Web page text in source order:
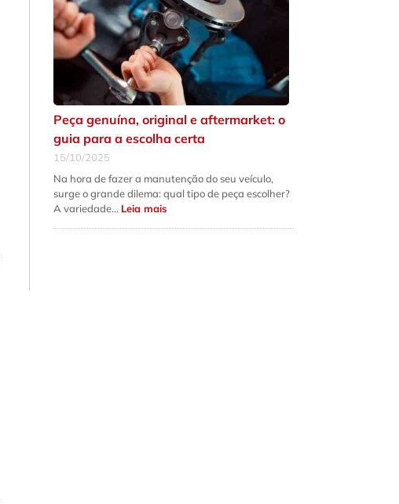
precisa
de
revisão
urgente
Peça genuína, original e aftermarket: o
guia para a escolha certa
15/10/2025
Na hora de fazer a manutenção do seu veículo,
surge o grande dilema: qual tipo de peça escolher?
A variedade… Leia mais:
Peça
genuína,